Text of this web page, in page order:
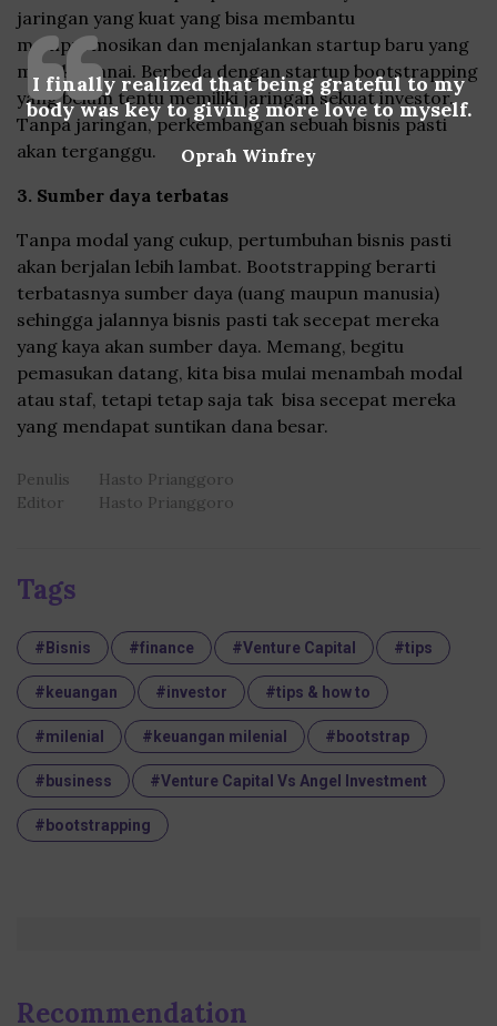
I finally realized that being grateful to my
body was key to giving more love to myself.
Oprah Winfrey
jaringan yang kuat yang bisa membantu
mempromosikan dan menjalankan startup baru yang
mereka danai. Berbeda dengan startup bootstrapping
yang belum tentu memiliki jaringan sekuat investor.
Tanpa jaringan, perkembangan sebuah bisnis pasti
akan terganggu.
3. Sumber daya terbatas
Tanpa modal yang cukup, pertumbuhan bisnis pasti
akan berjalan lebih lambat. Bootstrapping berarti
terbatasnya sumber daya (uang maupun manusia)
sehingga jalannya bisnis pasti tak secepat mereka
yang kaya akan sumber daya. Memang, begitu
pemasukan datang, kita bisa mulai menambah modal
atau staf, tetapi tetap saja tak bisa secepat mereka
yang mendapat suntikan dana besar.
Penulis
Hasto Prianggoro
Editor
Hasto Prianggoro
Tags
#Bisnis #finance #Venture Capital #tips
#keuangan #investor #tips & how to
#milenial #keuangan milenial #bootstrap
#business #Venture Capital Vs Angel Investment
#bootstrapping
Recommendation